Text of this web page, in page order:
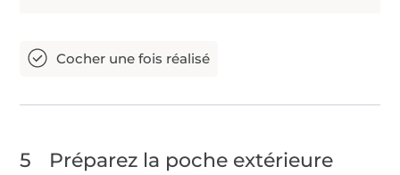
5 Préparez la poche extérieure